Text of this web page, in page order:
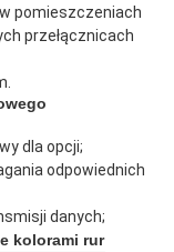
pomieszczeniach
przełącznicach
dla opcji;
odpowiednich
danych;
kolorami rur